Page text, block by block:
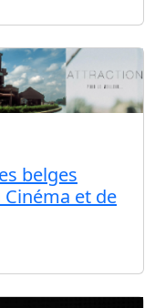
belges
et de